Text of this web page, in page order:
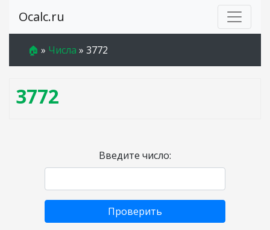
Ocalc.ru
🏠 » Числа » 3772
3772
Введите число:
Проверить